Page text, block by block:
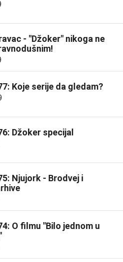
- "Džoker" nikoga ne
Koje serije da gledam?
Džoker specijal
Njujork - Brodvej i
O filmu "Bilo jednom u